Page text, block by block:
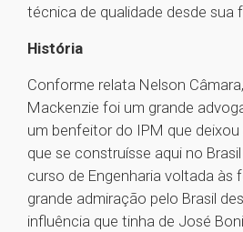
técnica de qualidade desde sua
História
Conforme relata Nelson
Mackenzie foi um grande
um benfeitor do IPM que
que se construísse aqui no
curso de Engenharia voltada às
grande admiração pelo Brasil
influência que tinha de José